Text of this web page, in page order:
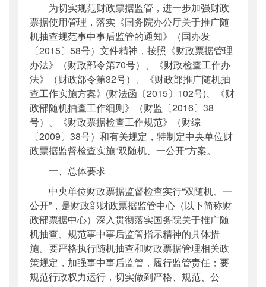
为切实规范财政票据监管，进一步加强财政
票据使用管理，落实《国务院办公厅关于推广随
机抽查规范事中事后监管的通知》（国办发
〔2015〕58号）文件精神，按照《财政票据管理
办法》（财政部令第70号）、《财政检查工作办
法》（财政部令第32号）、《财政部推广随机抽
查工作实施方案》(财法函〔2015〕102号)、《财
政部随机抽查工作细则》（财监〔2016〕38
号）、《财政票据检查工作规范》（财综
〔2009〕38号）和有关规定，特制定中央单位财
政票据监督检查实施“双随机、一公开”方案。
一、总体要求
中央单位财政票据监督检查实行“双随机、一
公开”，是财政部财政票据监管中心（以下简称财
政部票据中心）深入贯彻落实国务院关于推广随
机抽查、规范事中事后监管指示精神的具体措
施。要严格执行随机抽查和财政票据管理相关政
策规定，加强事中事后监管，履行监管责任；要
规范行政权力运行，切实做到严格、规范、公